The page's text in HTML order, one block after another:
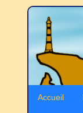
Accueil